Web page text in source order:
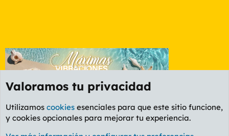
Foro General
Valoramos tu privacidad
Utilizamos cookies esenciales para que este sitio funcione,
y cookies opcionales para mejorar tu experiencia.